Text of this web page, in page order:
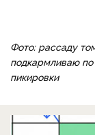
Фото: рассаду
подкармливаю
пикировки